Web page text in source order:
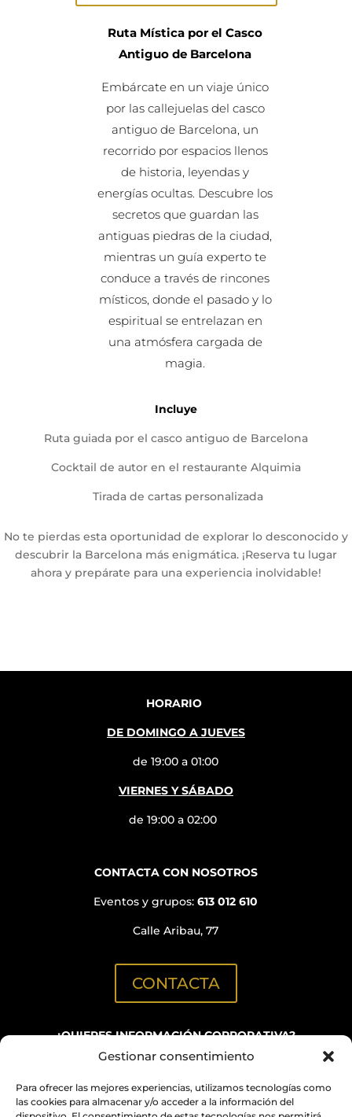
Gestionar consentimiento
Para ofrecer las mejores experiencias, utilizamos tecnologías como
las cookies para almacenar y/o acceder a la información del
Ruta Mística por el Casco
Antiguo de Barcelona
Embárcate en un viaje único
por las callejuelas del casco
antiguo de Barcelona, un
recorrido por espacios llenos
de historia, leyendas y
energías ocultas. Descubre los
secretos que guardan las
antiguas piedras de la ciudad,
mientras un guía experto te
conduce a través de rincones
místicos, donde el pasado y lo
espiritual se entrelazan en
una atmósfera cargada de
magia.
Incluye
Ruta guiada por el casco antiguo de Barcelona
Cocktail de autor en el restaurante Alquimia
Tirada de cartas personalizada
No te pierdas esta oportunidad de explorar lo desconocido y
descubrir la Barcelona más enigmática. ¡Reserva tu lugar
ahora y prepárate para una experiencia inolvidable!
HORARIO
DE DOMINGO A JUEVES
de 19:00 a 01:00
VIERNES Y SÁBADO
de 19:00 a 02:00
CONTACTA CON NOSOTROS
Eventos y grupos: 613 012 610
Calle Aribau, 77
CONTACTA
¿QUIERES INFORMACIÓN CORPORATIVA?
C/ Aribau, 152 (Oficinas BN GRUP)
info@quimicabcn.com